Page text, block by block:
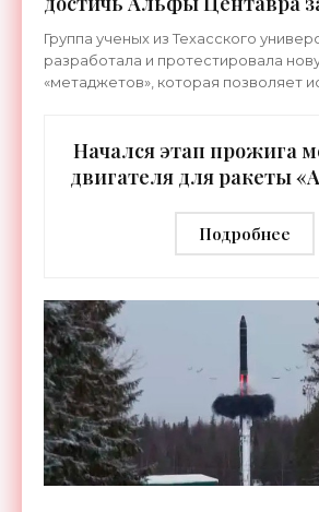
«Космос»
Группа ученых из Техасского
разработала и протестировала
«метаджетов», которая позволяет
Начался этап прожига
двигателя для ракеты
Подробнее